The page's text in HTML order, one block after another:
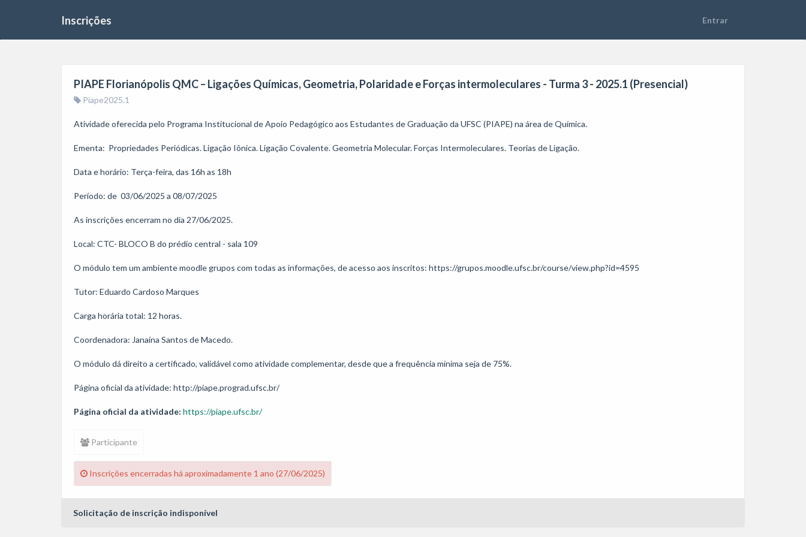
Inscrições
PIAPE Florianópolis QMC – Ligações Químicas, Geometria, Polaridade e Forças intermoleculares - Turma 3 - 2025.1 (Presencial)
Piape2025.1
Atividade oferecida pelo Programa Institucional de Apoio Pedagógico aos Estudantes de Graduação da UFSC (PIAPE) na área de Química.
Ementa:  Propriedades Periódicas. Ligação Iônica. Ligação Covalente. Geometria Molecular. Forças Intermoleculares. Teorias de Ligação.
Data e horário: Terça-feira, das 16h as 18h
Período: de  03/06/2025 a 08/07/2025
As inscrições encerram no dia 27/06/2025.
Local: CTC- BLOCO B do prédio central - sala 109
O módulo tem um ambiente moodle grupos com todas as informações, de acesso aos inscritos: https://grupos.moodle.ufsc.br/course/view.php?id=4595
Tutor: Eduardo Cardoso Marques
Carga horária total: 12 horas.
Coordenadora: Janaína Santos de Macedo.
O módulo dá direito a certificado, validável como atividade complementar, desde que a frequência mínima seja de 75%.
Página oficial da atividade: http://piape.prograd.ufsc.br/
Página oficial da atividade: https://piape.ufsc.br/
Participante
Inscrições encerradas há aproximadamente 1 ano (27/06/2025)
Solicitação de inscrição indisponível